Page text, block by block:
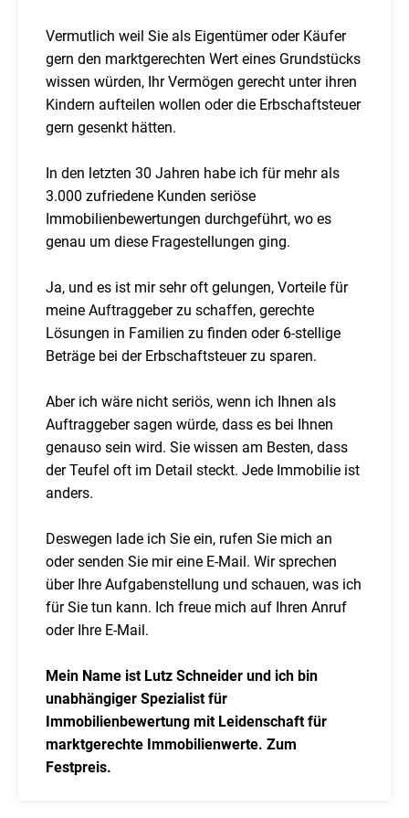
Vermutlich weil Sie als Eigentümer oder Käufer
gern den marktgerechten Wert eines Grundstücks
wissen würden, Ihr Vermögen gerecht unter ihren
Kindern aufteilen wollen oder die Erbschaftsteuer
gern gesenkt hätten.
In den letzten 30 Jahren habe ich für mehr als
3.000 zufriedene Kunden seriöse
Immobilienbewertungen durchgeführt, wo es
genau um diese Fragestellungen ging.
Ja, und es ist mir sehr oft gelungen, Vorteile für
meine Auftraggeber zu schaffen, gerechte
Lösungen in Familien zu finden oder 6-stellige
Beträge bei der Erbschaftsteuer zu sparen.
Aber ich wäre nicht seriös, wenn ich Ihnen als
Auftraggeber sagen würde, dass es bei Ihnen
genauso sein wird. Sie wissen am Besten, dass
der Teufel oft im Detail steckt. Jede Immobilie ist
anders.
Deswegen lade ich Sie ein, rufen Sie mich an
oder senden Sie mir eine E-Mail. Wir sprechen
über Ihre Aufgabenstellung und schauen, was ich
für Sie tun kann. Ich freue mich auf Ihren Anruf
oder Ihre E-Mail.
Mein Name ist Lutz Schneider und ich bin
unabhängiger Spezialist für
Immobilienbewertung mit Leidenschaft für
marktgerechte Immobilienwerte. Zum
Festpreis.